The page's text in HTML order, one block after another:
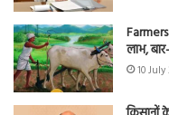
लाभ,
10